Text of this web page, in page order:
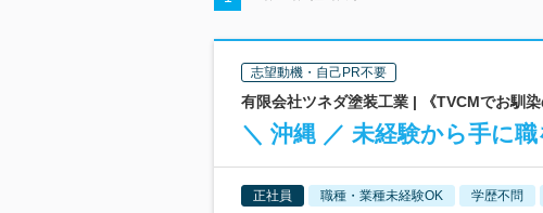
志望動機・自己PR不要
有限会社ツネダ塗装工業 | 《TVCMでお馴
＼ 沖縄 ／ 未経験から手に
正社員 職種・業種未経験OK 学歴不問